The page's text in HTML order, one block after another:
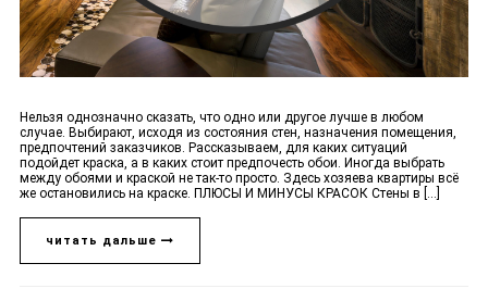
Нельзя однозначно сказать, что одно или другое лучше в любом
случае. Выбирают, исходя из состояния стен, назначения помещения,
предпочтений заказчиков. Рассказываем, для каких ситуаций
подойдет краска, а в каких стоит предпочесть обои. Иногда выбрать
между обоями и краской не так-то просто. Здесь хозяева квартиры всё
же остановились на краске. ПЛЮСЫ И МИНУСЫ КРАСОК Стены в [...]
читать дальше